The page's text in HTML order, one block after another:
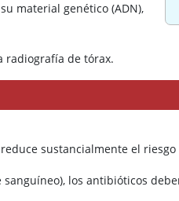
material genético (ADN),
radiografía de tórax.
sustancialmente el
los antibióticos